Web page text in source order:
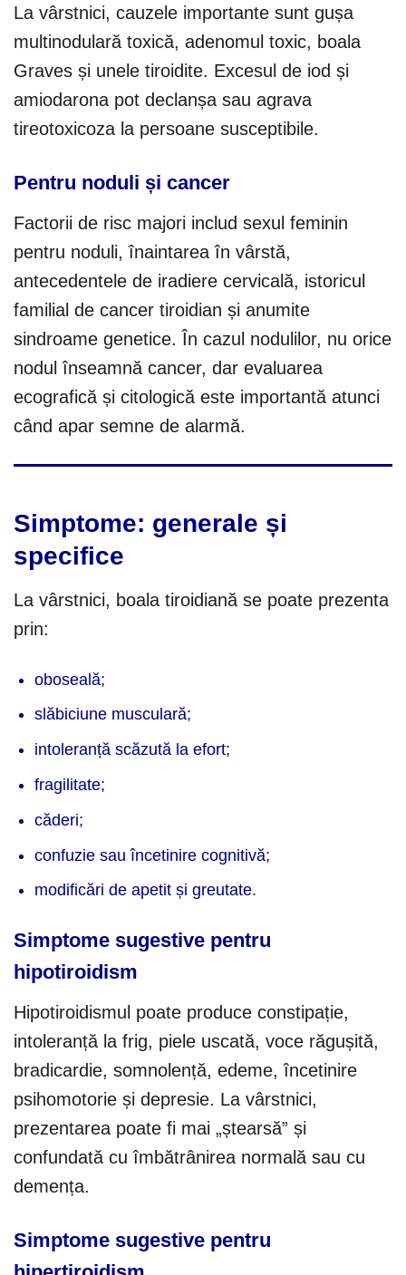
La vârstnici, cauzele importante sunt gușa
multinodulară toxică, adenomul toxic, boala
Graves și unele tiroidite. Excesul de iod și
amiodarona pot declanșa sau agrava
tireotoxicoza la persoane susceptibile.
Pentru noduli și cancer
Factorii de risc majori includ sexul feminin
pentru noduli, înaintarea în vârstă,
antecedentele de iradiere cervicală, istoricul
familial de cancer tiroidian și anumite
sindroame genetice. În cazul nodulilor, nu orice
nodul înseamnă cancer, dar evaluarea
ecografică și citologică este importantă atunci
când apar semne de alarmă.
Simptome: generale și
specifice
La vârstnici, boala tiroidiană se poate prezenta
prin:
oboseală;
slăbiciune musculară;
intoleranță scăzută la efort;
fragilitate;
căderi;
confuzie sau încetinire cognitivă;
modificări de apetit și greutate.
Simptome sugestive pentru
hipotiroidism
Hipotiroidismul poate produce constipație,
intoleranță la frig, piele uscată, voce răgușită,
bradicardie, somnolență, edeme, încetinire
psihomotorie și depresie. La vârstnici,
prezentarea poate fi mai „ștearsă” și
confundată cu îmbătrânirea normală sau cu
demența.
Simptome sugestive pentru